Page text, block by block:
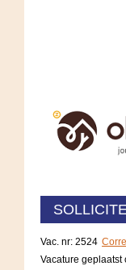
Vac. nr: 2524
Vacature geplaatst